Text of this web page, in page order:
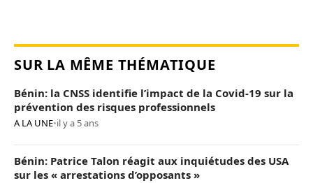
SUR LA MÊME THÉMATIQUE
Bénin: la CNSS identifie l’impact de la Covid-19 sur la
prévention des risques professionnels
A LA UNE•il y a 5 ans
Bénin: Patrice Talon réagit aux inquiétudes des USA
sur les « arrestations d’opposants »